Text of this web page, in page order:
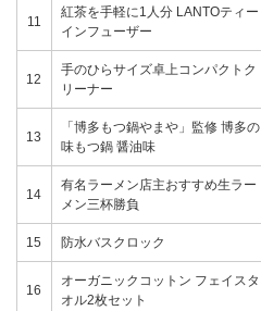
11
紅茶を手軽に1人分 LANTOティー
インフューザー
12
手のひらサイズ卓上コンパクトク
リーナー
13
「博多もつ鍋やまや」監修 博多の
味もつ鍋 醤油味
14
有名ラーメン店主おすすめ生ラー
メン三杯勝負
15 防水バスクロック
16
オーガニックコットン フェイスタ
オル2枚セット